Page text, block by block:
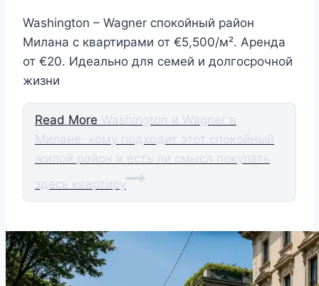
Washington – Wagner спокойный район
Милана с квартирами от €5,500/м². Аренда
от €20. Идеально для семей и долгосрочной
жизни
Read More Washington и Wagner в
Милане: кому подходит этот спокойный
жилой район и есть ли смысл покупать
здесь квартиру